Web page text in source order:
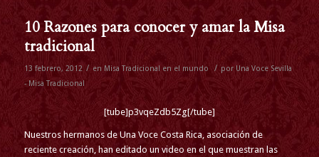
10 Razones para conocer y amar la Misa
tradicional
13 febrero, 2012 / en Misa Tradicional en el mundo / por Una Voce Sevilla
- Misa Tradicional
[tube]p3vqeZdb5Zg[/tube]
Nuestros hermanos de Una Voce Costa Rica, asociación de
reciente creación, han editado un video en el que muestran las